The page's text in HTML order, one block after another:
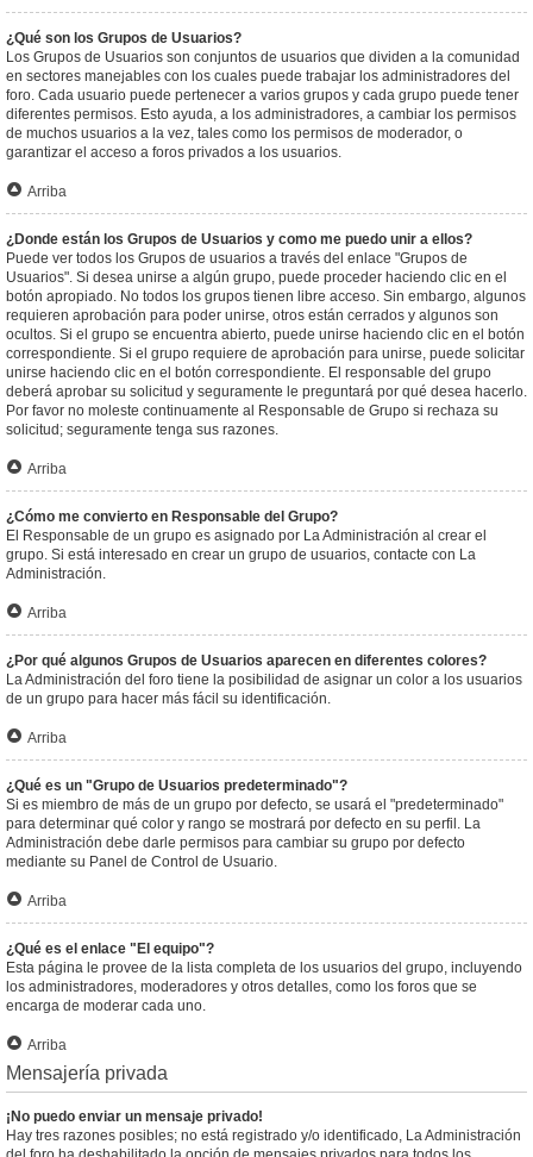
¿Qué son los Grupos de Usuarios?
Los Grupos de Usuarios son conjuntos de usuarios que dividen a la comunidad
en sectores manejables con los cuales puede trabajar los administradores del
foro. Cada usuario puede pertenecer a varios grupos y cada grupo puede tener
diferentes permisos. Esto ayuda, a los administradores, a cambiar los permisos
de muchos usuarios a la vez, tales como los permisos de moderador, o
garantizar el acceso a foros privados a los usuarios.
Arriba
¿Donde están los Grupos de Usuarios y como me puedo unir a ellos?
Puede ver todos los Grupos de usuarios a través del enlace "Grupos de
Usuarios". Si desea unirse a algún grupo, puede proceder haciendo clic en el
botón apropiado. No todos los grupos tienen libre acceso. Sin embargo, algunos
requieren aprobación para poder unirse, otros están cerrados y algunos son
ocultos. Si el grupo se encuentra abierto, puede unirse haciendo clic en el botón
correspondiente. Si el grupo requiere de aprobación para unirse, puede solicitar
unirse haciendo clic en el botón correspondiente. El responsable del grupo
deberá aprobar su solicitud y seguramente le preguntará por qué desea hacerlo.
Por favor no moleste continuamente al Responsable de Grupo si rechaza su
solicitud; seguramente tenga sus razones.
Arriba
¿Cómo me convierto en Responsable del Grupo?
El Responsable de un grupo es asignado por La Administración al crear el
grupo. Si está interesado en crear un grupo de usuarios, contacte con La
Administración.
Arriba
¿Por qué algunos Grupos de Usuarios aparecen en diferentes colores?
La Administración del foro tiene la posibilidad de asignar un color a los usuarios
de un grupo para hacer más fácil su identificación.
Arriba
¿Qué es un "Grupo de Usuarios predeterminado"?
Si es miembro de más de un grupo por defecto, se usará el "predeterminado"
para determinar qué color y rango se mostrará por defecto en su perfil. La
Administración debe darle permisos para cambiar su grupo por defecto
mediante su Panel de Control de Usuario.
Arriba
¿Qué es el enlace "El equipo"?
Esta página le provee de la lista completa de los usuarios del grupo, incluyendo
los administradores, moderadores y otros detalles, como los foros que se
encarga de moderar cada uno.
Arriba
Mensajería privada
¡No puedo enviar un mensaje privado!
Hay tres razones posibles; no está registrado y/o identificado, La Administración